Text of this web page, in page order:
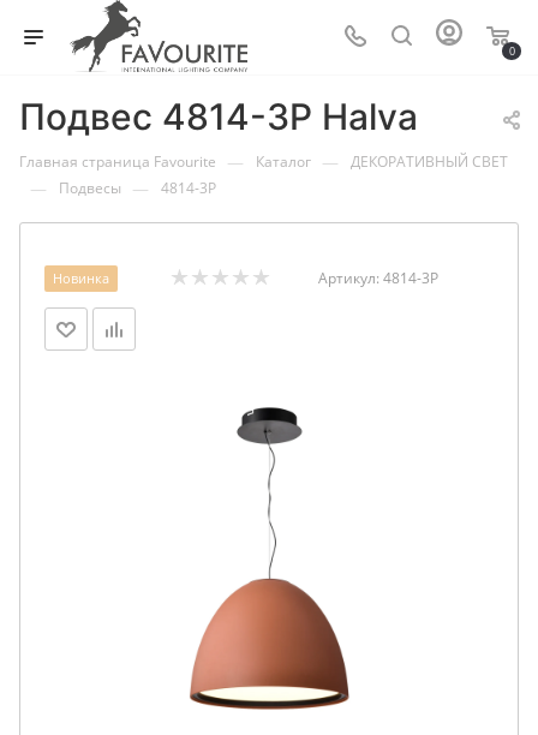
0
Подвес 4814-3P Halva
Главная страница Favourite — Каталог — ДЕКОРАТИВНЫЙ СВЕТ
— Подвесы — 4814-3P
Новинка Артикул: 4814-3P